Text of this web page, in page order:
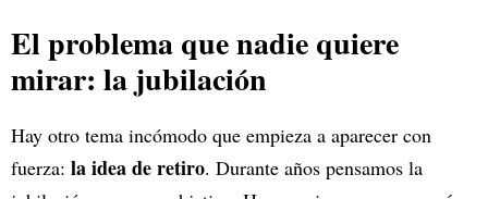
El problema que nadie quiere
mirar: la jubilación
Hay otro tema incómodo que empieza a aparecer con
fuerza: la idea de retiro. Durante años pensamos la